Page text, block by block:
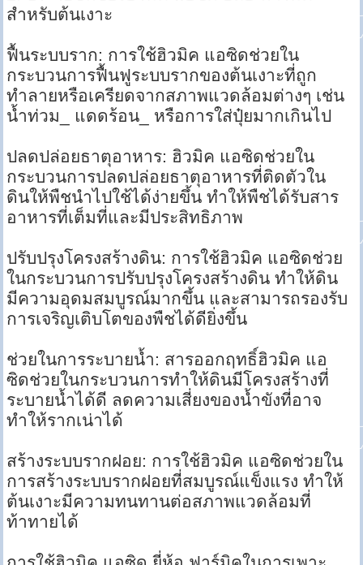
สำหรับต้นเงาะ
ฟื้นระบบราก: การใช้ฮิวมิค แอซิดช่วยใน
กระบวนการฟื้นฟูระบบรากของต้นเงาะที่ถูก
ทำลายหรือเครียดจากสภาพแวดล้อมต่างๆ เช่น
น้ำท่วม_ แดดร้อน_ หรือการใส่ปุ๋ยมากเกินไป
ปลดปล่อยธาตุอาหาร: ฮิวมิค แอซิดช่วยใน
กระบวนการปลดปล่อยธาตุอาหารที่ติดตัวใน
ดินให้พืชนำไปใช้ได้ง่ายขึ้น ทำให้พืชได้รับสาร
อาหารที่เต็มที่และมีประสิทธิภาพ
ปรับปรุงโครงสร้างดิน: การใช้ฮิวมิค แอซิดช่วย
ในกระบวนการปรับปรุงโครงสร้างดิน ทำให้ดิน
มีความอุดมสมบูรณ์มากขึ้น และสามารถรองรับ
การเจริญเติบโตของพืชได้ดียิ่งขึ้น
ช่วยในการระบายน้ำ: สารออกฤทธิ์ฮิวมิค แอ
ซิดช่วยในกระบวนการทำให้ดินมีโครงสร้างที่
ระบายน้ำได้ดี ลดความเสี่ยงของน้ำขังที่อาจ
ทำให้รากเน่าได้
สร้างระบบรากฝอย: การใช้ฮิวมิค แอซิดช่วยใน
การสร้างระบบรากฝอยที่สมบูรณ์แข็งแรง ทำให้
ต้นเงาะมีความทนทานต่อสภาพแวดล้อมที่
ท้าทายได้